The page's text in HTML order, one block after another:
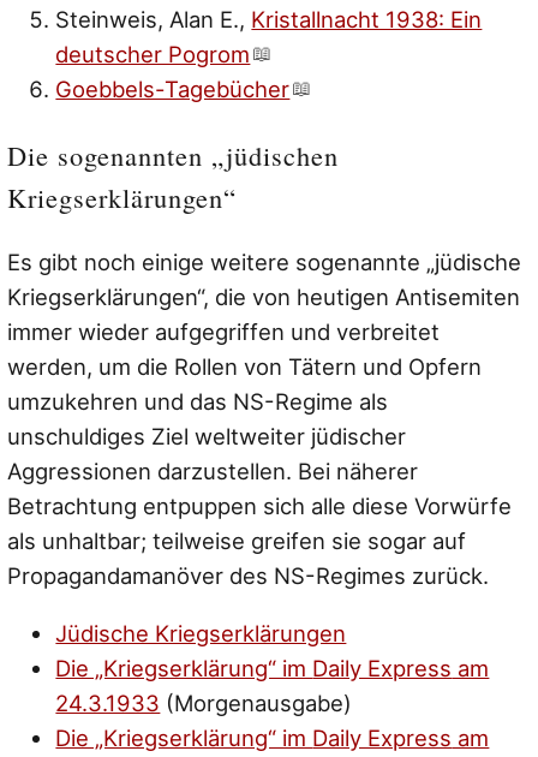
Steinweis, Alan E., Kristallnacht 1938: Ein
deutscher Pogrom
Goebbels-Tagebücher
Die sogenannten „jüdischen
Kriegserklärungen“
Es gibt noch einige weitere sogenannte „jüdische
Kriegserklärungen“, die von heutigen Antisemiten
immer wieder aufgegriffen und verbreitet
werden, um die Rollen von Tätern und Opfern
umzukehren und das NS-Regime als
unschuldiges Ziel weltweiter jüdischer
Aggressionen darzustellen. Bei näherer
Betrachtung entpuppen sich alle diese Vorwürfe
als unhaltbar; teilweise greifen sie sogar auf
Propagandamanöver des NS-Regimes zurück.
Jüdische Kriegserklärungen
Die „Kriegserklärung“ im Daily Express am
24.3.1933 (Morgenausgabe)
Die „Kriegserklärung“ im Daily Express am